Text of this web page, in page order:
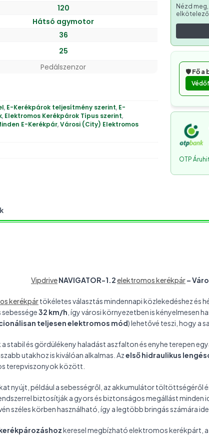
120
Hátsó agymotor
36
25
Pedálszenzor
, E-Kerékpárok teljesítmény szerint, E-
, Elektromos Kerékpárok Típus szerint,
E-Kerékpár,Városi (City) Elektromos
Nézd
🛡️Fő a
OTP
VipdriveNAVIGATOR-1.2elektromos kerékpár–
kerékpártökéletes választás mindennapi közlekedéshez és
32 km/h , így városi környezetben is kényelmesen
teljesen elektromos mód) lehetővé teszi, hogy a
stabil és gördülékeny haladást aszfalton és enyhe terepen
utakhoz is kiválóan alkalmas. Azelső hidraulikus
terepviszonyok között.
nyújt, például a sebességről, az akkumulátor töltöttségéről
biztosítják a gyors és biztonságos megállást
széles körben használható, így a legtöbb bringás számára
keresel megbízható elektromos kerékpárt, a